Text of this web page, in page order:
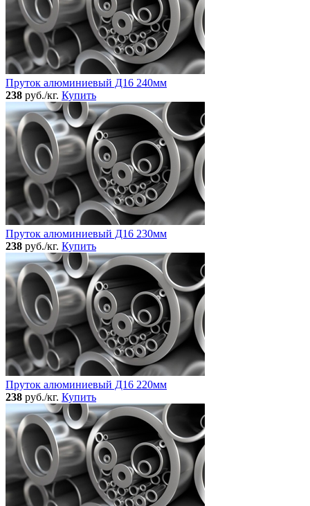
Пруток алюминиевый Д16 240мм
238 руб./кг. Купить
Пруток алюминиевый Д16 230мм
238 руб./кг. Купить
Пруток алюминиевый Д16 220мм
238 руб./кг. Купить